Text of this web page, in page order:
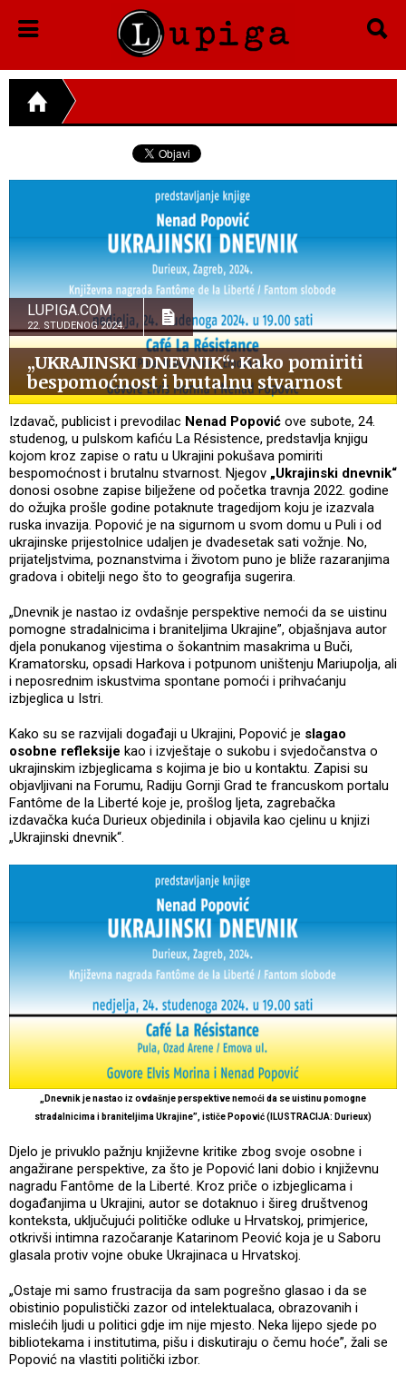
LUPIGA.COM
22. STUDENOG 2024.
„UKRAJINSKI DNEVNIK“: Kako pomiriti
bespomoćnost i brutalnu stvarnost
Izdavač, publicist i prevodilac Nenad Popović ove subote, 24.
studenog, u pulskom kafiću La Résistence, predstavlja knjigu
kojom kroz zapise o ratu u Ukrajini pokušava pomiriti
bespomoćnost i brutalnu stvarnost. Njegov „Ukrajinski dnevnik“
donosi osobne zapise bilježene od početka travnja 2022. godine
do ožujka prošle godine potaknute tragedijom koju je izazvala
ruska invazija. Popović je na sigurnom u svom domu u Puli i od
ukrajinske prijestolnice udaljen je dvadesetak sati vožnje. No,
prijateljstvima, poznanstvima i životom puno je bliže razaranjima
gradova i obitelji nego što to geografija sugerira.
„Dnevnik je nastao iz ovdašnje perspektive nemoći da se uistinu
pomogne stradalnicima i braniteljima Ukrajine”, objašnjava autor
djela ponukanog vijestima o šokantnim masakrima u Buči,
Kramatorsku, opsadi Harkova i potpunom uništenju Mariupolja, ali
i neposrednim iskustvima spontane pomoći i prihvaćanju
izbjeglica u Istri.
Kako su se razvijali događaji u Ukrajini, Popović je slagao
osobne refleksije kao i izvještaje o sukobu i svjedočanstva o
ukrajinskim izbjeglicama s kojima je bio u kontaktu. Zapisi su
objavljivani na Forumu, Radiju Gornji Grad te francuskom portalu
Fantôme de la Liberté koje je, prošlog ljeta, zagrebačka
izdavačka kuća Durieux objedinila i objavila kao cjelinu u knjizi
„Ukrajinski dnevnik“.
„Dnevnik je nastao iz ovdašnje perspektive nemoći da se uistinu pomogne
stradalnicima i braniteljima Ukrajine”, ističe Popović (ILUSTRACIJA: Durieux)
Djelo je privuklo pažnju književne kritike zbog svoje osobne i
angažirane perspektive, za što je Popović lani dobio i književnu
nagradu Fantôme de la Liberté. Kroz priče o izbjeglicama i
događanjima u Ukrajini, autor se dotaknuo i šireg društvenog
konteksta, uključujući političke odluke u Hrvatskoj, primjerice,
otkrivši intimna razočaranje Katarinom Peović koja je u Saboru
glasala protiv vojne obuke Ukrajinaca u Hrvatskoj.
„Ostaje mi samo frustracija da sam pogrešno glasao i da se
obistinio populistički zazor od intelektualaca, obrazovanih i
mislećih ljudi u politici gdje im nije mjesto. Neka lijepo sjede po
bibliotekama i institutima, pišu i diskutiraju o čemu hoće”, žali se
Popović na vlastiti politički izbor.